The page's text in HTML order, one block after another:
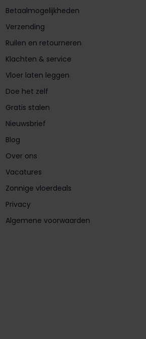
Betaalmogelijkheden
Verzending
Ruilen en retourneren
Klachten & service
Vloer laten leggen
Doe het zelf
Gratis stalen
Nieuwsbrief
Blog
Over ons
Vacatures
Zonnige vloerdeals
Privacy
Algemene voorwaarden